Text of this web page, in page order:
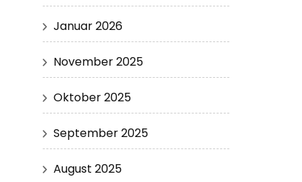
Januar 2026
November 2025
Oktober 2025
September 2025
August 2025